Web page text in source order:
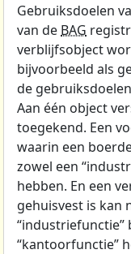
Gebruiksdoelen
van de BAG
verblijfsobject
bijvoorbeeld als
de
Aan één object
toegekend. Een
waarin een
zowel een
hebben. En een
gehuisvest is kan
“industriefunctie”
“kantoorfunctie”